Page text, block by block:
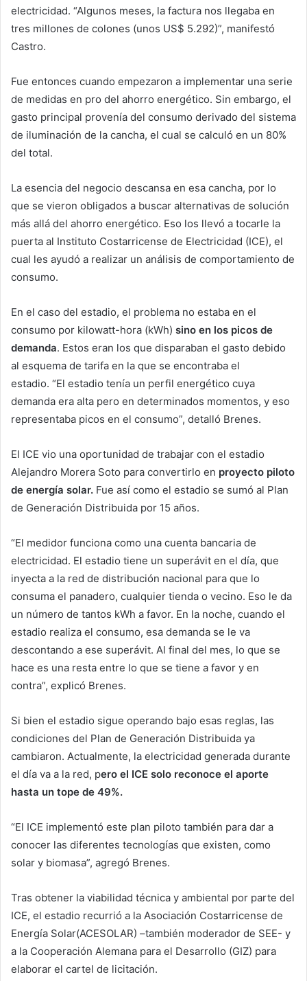
electricidad. “Algunos meses, la factura nos llegaba en
tres millones de colones (unos US$ 5.292)”, manifestó
Castro.
Fue entonces cuando empezaron a implementar una serie
de medidas en pro del ahorro energético. Sin embargo, el
gasto principal provenía del consumo derivado del sistema
de iluminación de la cancha, el cual se calculó en un 80%
del total.
La esencia del negocio descansa en esa cancha, por lo
que se vieron obligados a buscar alternativas de solución
más allá del ahorro energético. Eso los llevó a tocarle la
puerta al Instituto Costarricense de Electricidad (ICE), el
cual les ayudó a realizar un análisis de comportamiento de
consumo.
En el caso del estadio, el problema no estaba en el
consumo por kilowatt-hora (kWh) sino en los picos de
demanda. Estos eran los que disparaban el gasto debido
al esquema de tarifa en la que se encontraba el
estadio. “El estadio tenía un perfil energético cuya
demanda era alta pero en determinados momentos, y eso
representaba picos en el consumo”, detalló Brenes.
El ICE vio una oportunidad de trabajar con el estadio
Alejandro Morera Soto para convertirlo en proyecto piloto
de energía solar. Fue así como el estadio se sumó al Plan
de Generación Distribuida por 15 años.
“El medidor funciona como una cuenta bancaria de
electricidad. El estadio tiene un superávit en el día, que
inyecta a la red de distribución nacional para que lo
consuma el panadero, cualquier tienda o vecino. Eso le da
un número de tantos kWh a favor. En la noche, cuando el
estadio realiza el consumo, esa demanda se le va
descontando a ese superávit. Al final del mes, lo que se
hace es una resta entre lo que se tiene a favor y en
contra”, explicó Brenes.
Si bien el estadio sigue operando bajo esas reglas, las
condiciones del Plan de Generación Distribuida ya
cambiaron. Actualmente, la electricidad generada durante
el día va a la red, pero el ICE solo reconoce el aporte
hasta un tope de 49%.
“El ICE implementó este plan piloto también para dar a
conocer las diferentes tecnologías que existen, como
solar y biomasa”, agregó Brenes.
Tras obtener la viabilidad técnica y ambiental por parte del
ICE, el estadio recurrió a la Asociación Costarricense de
Energía Solar(ACESOLAR) –también moderador de SEE- y
a la Cooperación Alemana para el Desarrollo (GIZ) para
elaborar el cartel de licitación.